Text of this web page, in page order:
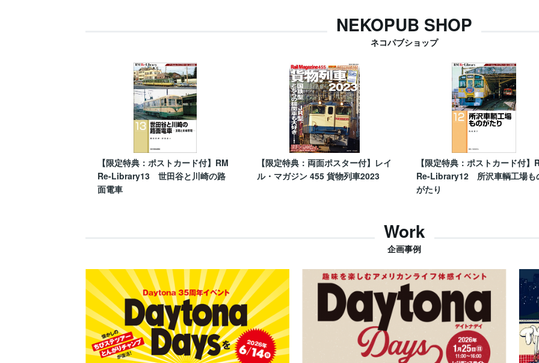
NEKOPUB SHOP
ネコパブショップ
【限定特典：ポストカード付】RM
Re-Library13 世田谷と川崎の路
面電車
【限定特典：両面ポスター付】レイ
ル・マガジン 455 貨物列車2023
【限定特典：ポストカード付】
Re-Library12 所沢車輌工場も
がたり
Work
企画事例